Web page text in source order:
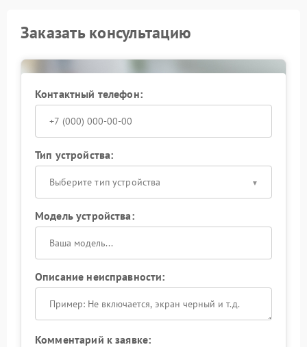
Заказать консультацию
Контактный телефон:
Тип устройства:
Выберите тип устройства
Модель устройства:
Описание неисправности:
Комментарий к заявке: